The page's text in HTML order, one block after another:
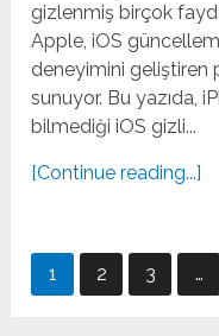
gizlenmiş birçok
Apple, iOS
deneyimini geliştiren
sunuyor. Bu yazıda,
bilmediği iOS gizli...
[Continue reading...]
Posts
1 2 3 …